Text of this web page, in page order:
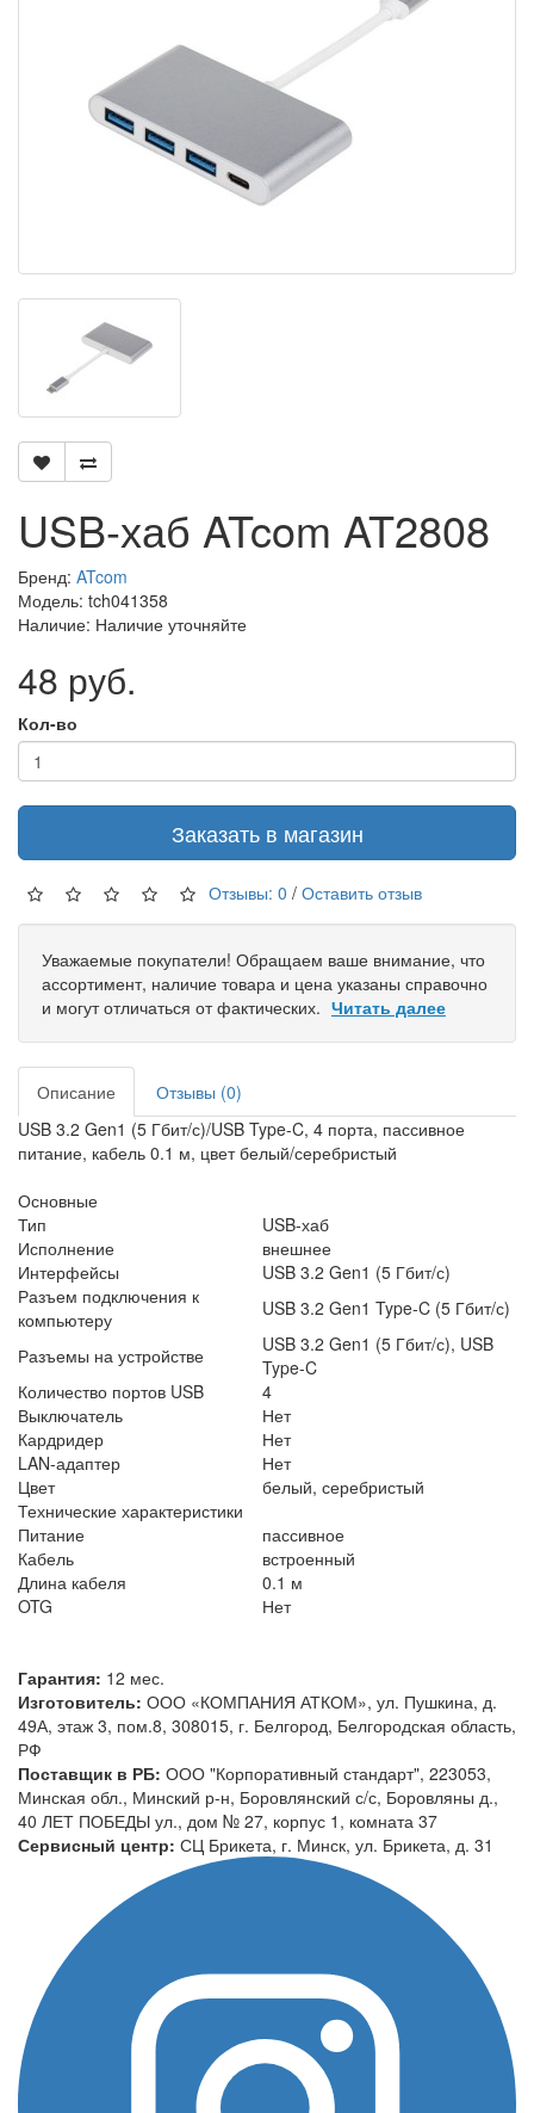
USB-хаб ATcom AT2808
Бренд: ATcom
Модель: tch041358
Наличие: Наличие уточняйте
48 руб.
Кол-во
Заказать в магазин
Отзывы: 0 / Оставить отзыв
Уважаемые покупатели! Обращаем ваше внимание, что
ассортимент, наличие товара и цена указаны справочно
и могут отличаться от фактических. Читать далее
Описание
Отзывы (0)
USB 3.2 Gen1 (5 Гбит/с)/USB Type-C, 4 порта, пассивное
питание, кабель 0.1 м, цвет белый/серебристый
Основные
Тип
USB-хаб
Исполнение
внешнее
Интерфейсы
USB 3.2 Gen1 (5 Гбит/с)
Разъем подключения к
компьютеру
USB 3.2 Gen1 Type-C (5 Гбит/с)
Разъемы на устройстве
USB 3.2 Gen1 (5 Гбит/с), USB
Type-C
Количество портов USB
4
Выключатель
Нет
Кардридер
Нет
LAN-адаптер
Нет
Цвет
белый, серебристый
Технические характеристики
Питание
пассивное
Кабель
встроенный
Длина кабеля
0.1 м
OTG
Нет
Гарантия: 12 мес.
Изготовитель: ООО «КОМПАНИЯ АТКОМ», ул. Пушкина, д.
49А, этаж 3, пом.8, 308015, г. Белгород, Белгородская область,
РФ
Поставщик в РБ: ООО "Корпоративный стандарт", 223053,
Минская обл., Минский р-н, Боровлянский с/с, Боровляны д.,
40 ЛЕТ ПОБЕДЫ ул., дом № 27, корпус 1, комната 37
Сервисный центр: СЦ Брикета, г. Минск, ул. Брикета, д. 31